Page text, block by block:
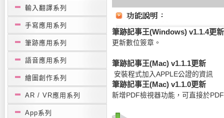
輸入翻譯系列
手寫應用系列
筆跡應用系列
語音應用系列
繪圖創作系列
AR / VR應用系列
App系列
筆跡記事王(Windows) v1.1.4更新
更新數位簽章。
筆跡記事王(Mac) v1.1.1更新
安裝程式加入APPLE公證的資訊
筆跡記事王(Mac) v1.1.0更新
新增PDF檢視器功能，可直接於